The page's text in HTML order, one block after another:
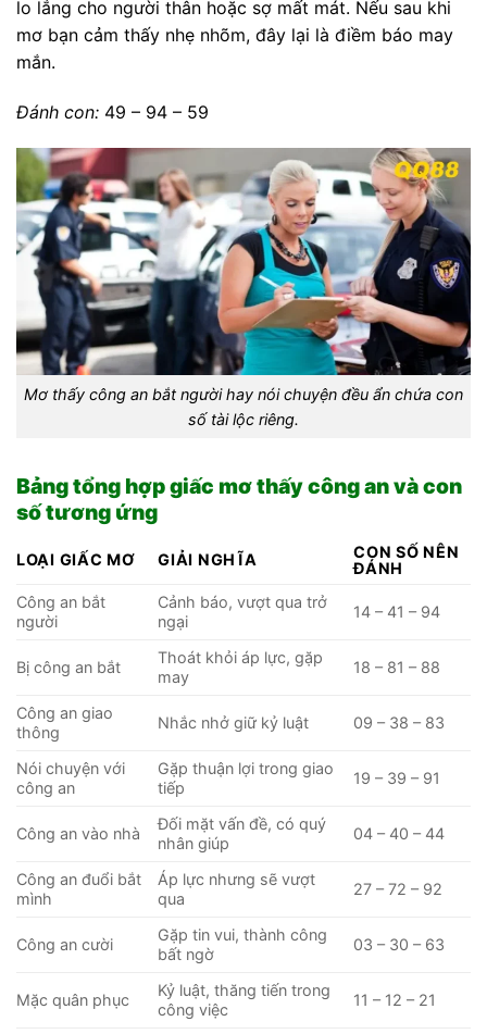
lo lắng cho người thân hoặc sợ mất mát. Nếu sau khi
mơ bạn cảm thấy nhẹ nhõm, đây lại là điềm báo may
mắn.
Đánh con: 49 – 94 – 59
Mơ thấy công an bắt người hay nói chuyện đều ẩn chứa con
số tài lộc riêng.
Bảng tổng hợp giấc mơ thấy công an và con
số tương ứng
LOẠI GIẤC MƠ GIẢI NGHĨA
CON SỐ NÊN
ĐÁNH
Công an bắt
người
Cảnh báo, vượt qua trở
ngại
14 – 41 – 94
Bị công an bắt
Thoát khỏi áp lực, gặp
may
18 – 81 – 88
Công an giao
thông
Nhắc nhở giữ kỷ luật 09 – 38 – 83
Nói chuyện với
công an
Gặp thuận lợi trong giao
tiếp
19 – 39 – 91
Công an vào nhà
Đối mặt vấn đề, có quý
nhân giúp
04 – 40 – 44
Công an đuổi bắt
mình
Áp lực nhưng sẽ vượt
qua
27 – 72 – 92
Công an cười
Gặp tin vui, thành công
bất ngờ
03 – 30 – 63
Mặc quân phục
Kỷ luật, thăng tiến trong
công việc
11 – 12 – 21